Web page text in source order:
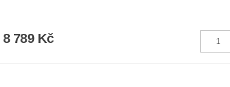
8 789 Kč